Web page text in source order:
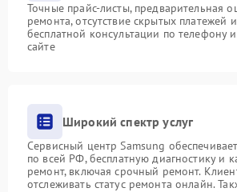
Точные прайс-листы, предварительная
ремонта, отсутствие скрытых платежей
бесплатной консультации по телефону
сайте
Широкий спектр услуг
Сервисный центр Samsung
по всей РФ, бесплатную диагностику и
ремонт, включая срочный ремонт.
отслеживать статус ремонта онлайн.